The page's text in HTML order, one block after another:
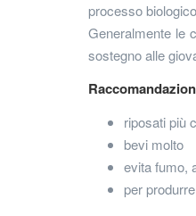
processo
Generalmente le
sostegno alle
riposati più
bevi molto
evita fumo,
per